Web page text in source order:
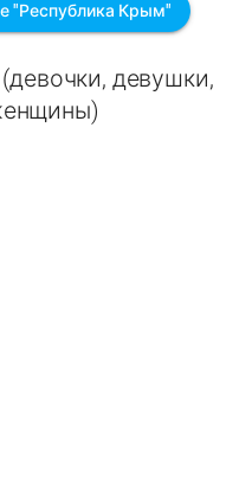
"Республика Крым"
девушки,